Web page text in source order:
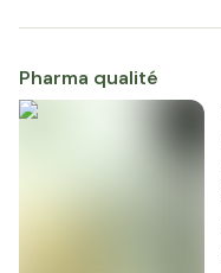
Pharma qualité